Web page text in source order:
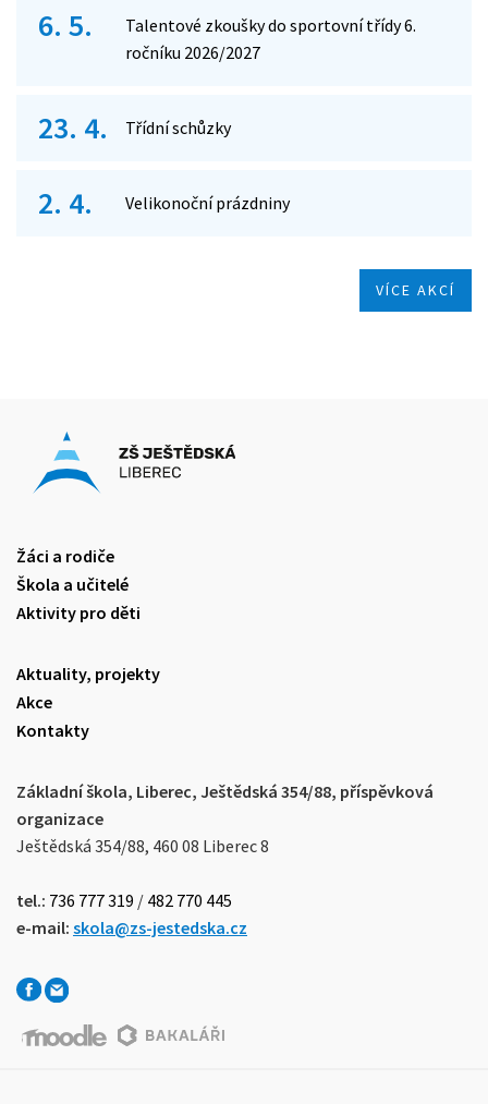
6. 5.
Talentové zkoušky do sportovní třídy 6.
ročníku 2026/2027
23. 4. Třídní schůzky
2. 4. Velikonoční prázdniny
VÍCE AKCÍ
Žáci a rodiče
Škola a učitelé
Aktivity pro děti
Aktuality, projekty
Akce
Kontakty
Základní škola, Liberec, Ještědská 354/88, příspěvková
organizace
Ještědská 354/88, 460 08 Liberec 8
tel.: 736 777 319 / 482 770 445
e-mail: skola@zs-jestedska.cz